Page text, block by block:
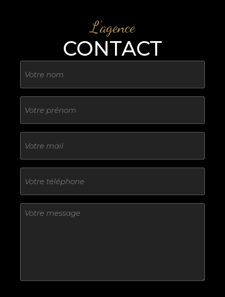
L'agence
CONTACT
Nom
Sans
titre
E-
mail
Téléphone
Sans
titre